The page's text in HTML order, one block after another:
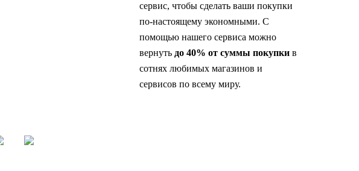
сервис, чтобы сделать ваши покупки
по-настоящему экономными. С
помощью нашего сервиса можно
вернуть до 40% от суммы покупкив
сотнях любимых магазинов и
сервисов по всему миру.